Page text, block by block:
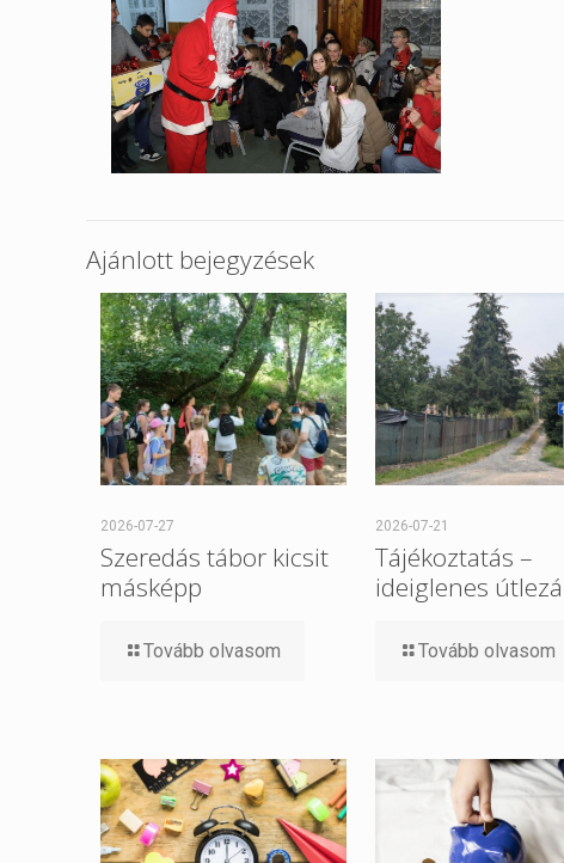
Ajánlott bejegyzések
2026-07-27
Szeredás tábor kicsit
másképp
Tovább olvasom
2026-07-21
Tájékoztatás –
ideiglenes
Tovább olvasom